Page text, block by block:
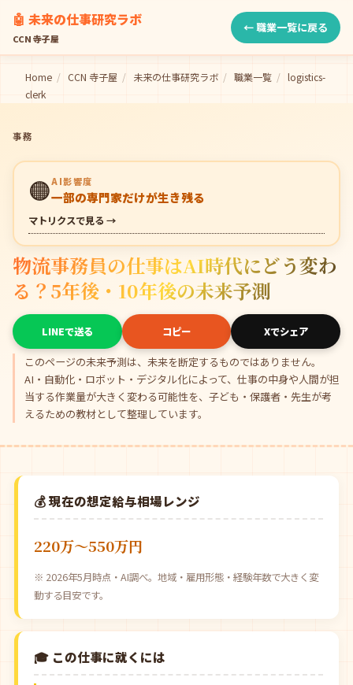
🤖 未来の仕事研究ラボ
CCN 寺子屋
← 職業一覧に戻る
Home / CCN 寺子屋 / 未来の仕事研究ラボ / 職業一覧 / logistics-
clerk
事務
🟠AI影響度
一部の専門家だけが生き残る
マトリクスで見る →
物流事務員の仕事はAI時代にどう変わ
る？5年後・10年後の未来予測
LINEで送る コピー Xでシェア
このページの未来予測は、未来を断定するものではありません。
AI・自動化・ロボット・デジタル化によって、仕事の中身や人間が担
当する作業量が大きく変わる可能性を、子ども・保護者・先生が考
えるための教材として整理しています。
💰 現在の想定給与相場レンジ
220万〜550万円
※ 2026年5月時点・AI調べ。地域・雇用形態・経験年数で大きく変
動する目安です。
🎓 この仕事に就くには